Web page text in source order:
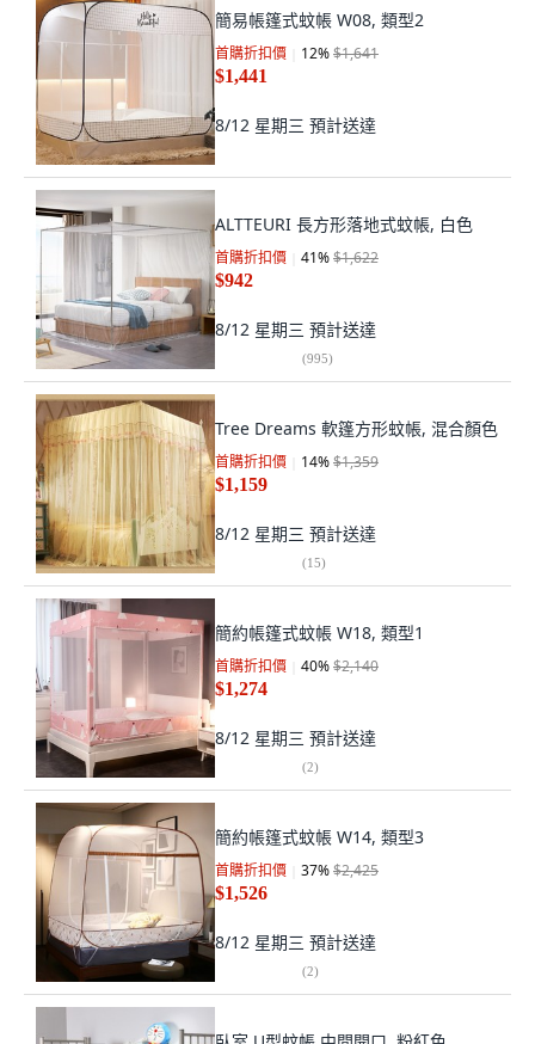
簡易帳篷式蚊帳 W08, 類型2
首購折扣價 12%$1,641
$1,441
8/12 星期三 預計送達
ALTTEURI 長方形落地式蚊帳, 白色
首購折扣價 41%$1,622
$942
8/12 星期三 預計送達
(995)
Tree Dreams 軟篷方形蚊帳, 混合顏色
首購折扣價 14%$1,359
$1,159
8/12 星期三 預計送達
(15)
簡約帳篷式蚊帳 W18, 類型1
首購折扣價 40%$2,140
$1,274
8/12 星期三 預計送達
(2)
簡約帳篷式蚊帳 W14, 類型3
首購折扣價 37%$2,425
$1,526
8/12 星期三 預計送達
(2)